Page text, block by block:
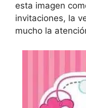
esta imagen
invitaciones, la
mucho la